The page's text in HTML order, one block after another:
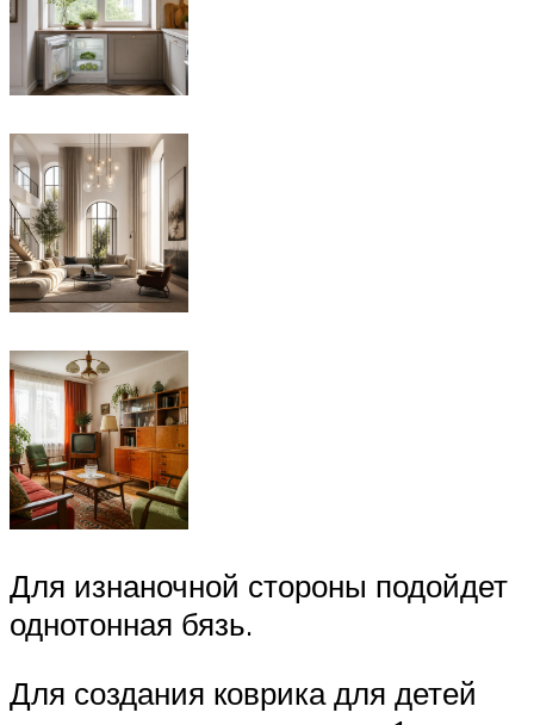
Для изнаночной стороны подойдет
однотонная бязь.
Для создания коврика для детей